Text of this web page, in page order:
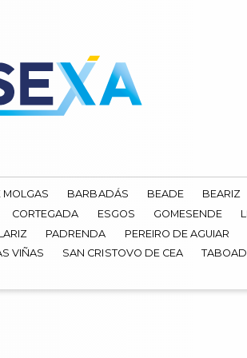
BARBADÁS BEADE BEARIZ
CORTEGADA ESGOS GOMESENDE
PADRENDA PEREIRO DE AGUIAR
VIÑAS SAN CRISTOVO DE CEA